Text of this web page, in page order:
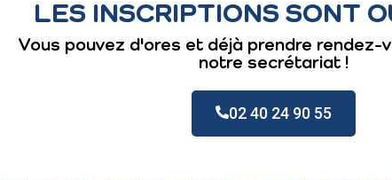
LES INSCRIPTIONS SONT
Vous pouvez d'ores et déjà prendre rendez-
notre secrétariat !
02 40 24 90 55